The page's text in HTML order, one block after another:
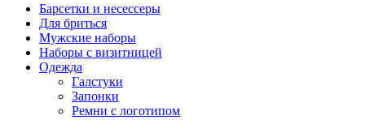
Барсетки и несессеры
Для бриться
Мужские наборы
Наборы с визитницей
Одежда
Галстуки
Запонки
Ремни с логотипом